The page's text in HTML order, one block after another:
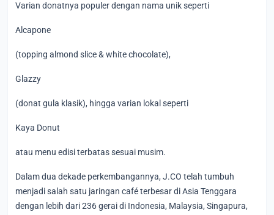
Varian donatnya populer dengan nama unik seperti
Alcapone
(topping almond slice & white chocolate),
Glazzy
(donat gula klasik), hingga varian lokal seperti
Kaya Donut
atau menu edisi terbatas sesuai musim.
Dalam dua dekade perkembangannya, J.CO telah tumbuh
menjadi salah satu jaringan café terbesar di Asia Tenggara
dengan lebih dari 236 gerai di Indonesia, Malaysia, Singapura,